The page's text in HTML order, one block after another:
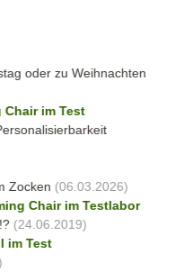
oder zu Weihnachten
Chair im Test
Zocken (06.03.2026)
Chair im Testlabor
(24.06.2019)
im Test